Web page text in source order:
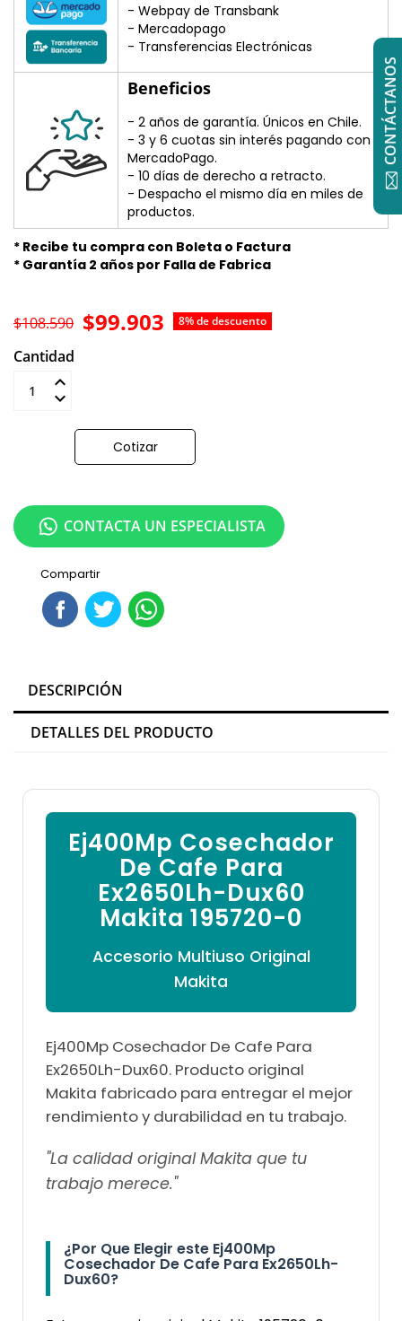
- Webpay de Transbank
- Mercadopago
- Transferencias Electrónicas
Beneficios
- 2 años de garantía. Únicos en Chile.
- 3 y 6 cuotas sin interés pagando con
MercadoPago.
- 10 días de derecho a retracto.
- Despacho el mismo día en miles de
productos.
* Recibe tu compra con Boleta o Factura
* Garantía 2 años por Falla de Fabrica
$99.903 8% de descuento
$108.590
Cantidad
Cotizar
Compartir
CONTACTA UN ESPECIALISTA
DESCRIPCIÓN
DETALLES DEL PRODUCTO
Ej400Mp Cosechador
De Cafe Para
Ex2650Lh-Dux60
Makita 195720-0
Accesorio Multiuso Original
Makita
Ej400Mp Cosechador De Cafe Para
Ex2650Lh-Dux60. Producto original
Makita fabricado para entregar el mejor
rendimiento y durabilidad en tu trabajo.
"La calidad original Makita que tu
trabajo merece."
¿Por Que Elegir este Ej400Mp
Cosechador De Cafe Para Ex2650Lh-
Dux60?
CONTÁCTANOS